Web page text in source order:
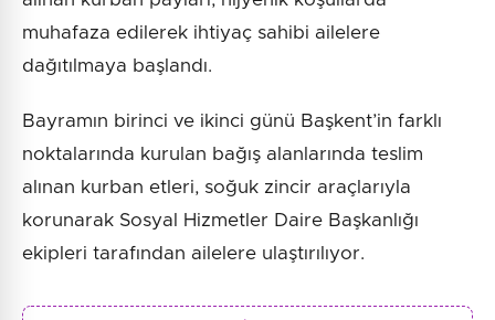
muhafaza edilerek ihtiyaç sahibi ailelere
dağıtılmaya başlandı.
Bayramın birinci ve ikinci günü Başkent’in farklı
noktalarında kurulan bağış alanlarında teslim
alınan kurban etleri, soğuk zincir araçlarıyla
korunarak Sosyal Hizmetler Daire Başkanlığı
ekipleri tarafından ailelere ulaştırılıyor.